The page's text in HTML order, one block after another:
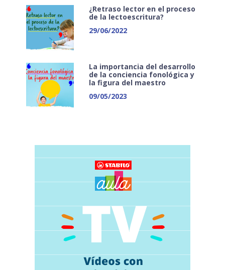
¿Retraso lector en el proceso
de la lectoescritura?
29/06/2022
La importancia del desarrollo
de la conciencia fonológica y
la figura del maestro
09/05/2023